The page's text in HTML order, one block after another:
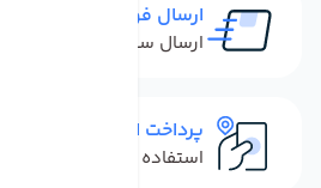
ارسال فوری
ارسال سفارش در کمترین
پرداخت امن
استفاده از روش‌های